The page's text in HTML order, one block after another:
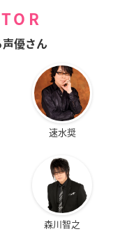
声優さん
速水奨
森川智之